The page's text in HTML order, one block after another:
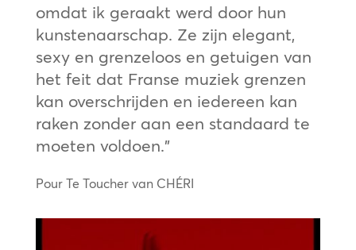
omdat ik geraakt werd door hun
kunstenaarschap. Ze zijn elegant,
sexy en grenzeloos en getuigen van
het feit dat Franse muziek grenzen
kan overschrijden en iedereen kan
raken zonder aan een standaard te
moeten voldoen.”
Pour Te Toucher van CHÉRI